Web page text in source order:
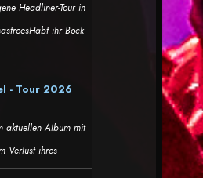
Headliner-Tour in
ihr Bock
- Tour 2026
aktuellen Album mit
Verlust ihres